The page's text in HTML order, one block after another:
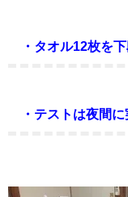
・タオル12枚を下
・テストは夜間に